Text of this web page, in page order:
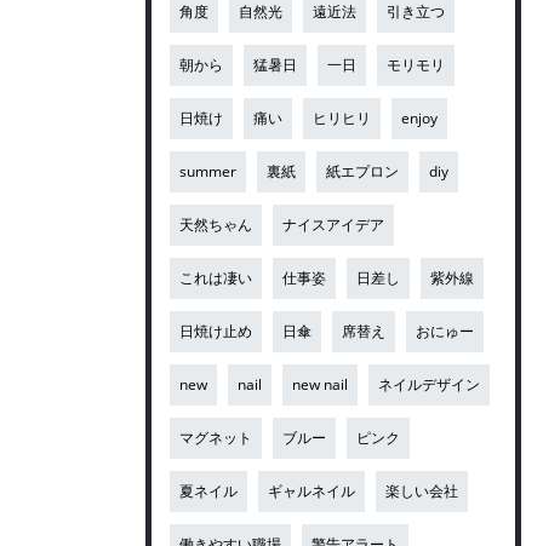
角度 自然光 遠近法 引き立つ
朝から 猛暑日 一日 モリモリ
日焼け 痛い ヒリヒリ enjoy
summer 裏紙 紙エプロン diy
天然ちゃん ナイスアイデア
これは凄い 仕事姿 日差し 紫外線
日焼け止め 日傘 席替え おにゅー
new nail new nail ネイルデザイン
マグネット ブルー ピンク
夏ネイル ギャルネイル 楽しい会社